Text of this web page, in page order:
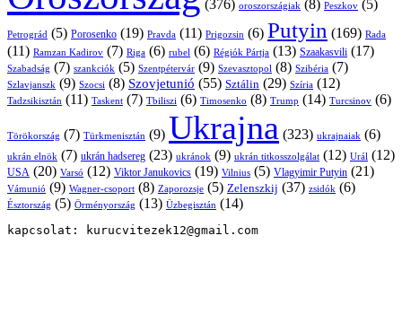
(376) oroszországiak (8) Peszkov (5)
Petrográd (5) Porosenko (19) Pravda (11) Prigozsin (6) Putyin (169) Rada
(11) Ramzan Kadirov (7) Riga (6) rubel (6) Régiók Pártja (13) Szaakasvili (17)
Szabadság (7) szankciók (5) Szentpétervár (9) Szevasztopol (8) Szibéria (7)
Szlavjanszk (9) Szocsi (8) Szovjetunió (55) Sztálin (29) Szíria (12)
Tadzsikisztán (11) Taskent (7) Tbiliszi (6) Timosenko (8) Trump (14) Turcsinov (6)
Törökország (7) Türkmenisztán (9) Ukrajna (323) ukrajnaiak (6)
ukrán elnök (7) ukrán hadsereg (23) ukránok (9) ukrán titkosszolgálat (12) Urál (12)
USA (20) Varsó (12) Viktor Janukovics (19) Vilnius (5) Vlagyimir Putyin (21)
Vámunió (9) Wagner-csoport (8) Zaporozsje (5) Zelenszkij (37) zsidók (6)
Észtország (5) Örményország (13) Üzbegisztán (14)
kapcsolat: kurucvitezek12@gmail.com